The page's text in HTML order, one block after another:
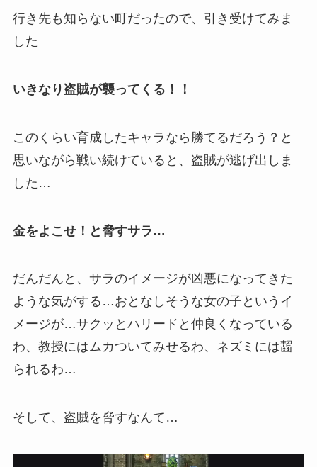
行き先も知らない町だったので、引き受けてみま
した
いきなり盗賊が襲ってくる！！
このくらい育成したキャラなら勝てるだろう？と
思いながら戦い続けていると、盗賊が逃げ出しま
した…
金をよこせ！と脅すサラ…
だんだんと、サラのイメージが凶悪になってきた
ような気がする…おとなしそうな女の子というイ
メージが…サクッとハリードと仲良くなっている
わ、教授にはムカついてみせるわ、ネズミには齧
られるわ…
そして、盗賊を脅すなんて…